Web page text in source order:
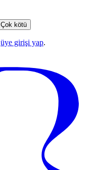
Çok kötü
üye girişi yap.